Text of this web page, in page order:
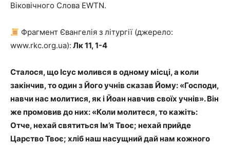
Віковічного Слова EWTN.
Фрагмент Євангелія з літургії (джерело:
www.rkc.org.ua): Лк 11, 1-4
Сталося, що Ісус молився в одному місці, а коли
закін­чив, то один з Його учнів сказав Йому: «Господи,
навчи нас молитися, як і Йоан навчив своїх учнів». Він
же промовив до них: «Коли молитеся, то кажіть:
Отче, нехай святиться Ім’я Твоє; нехай прийде
Царство Твоє; хліб наш насущний дай нам кожного